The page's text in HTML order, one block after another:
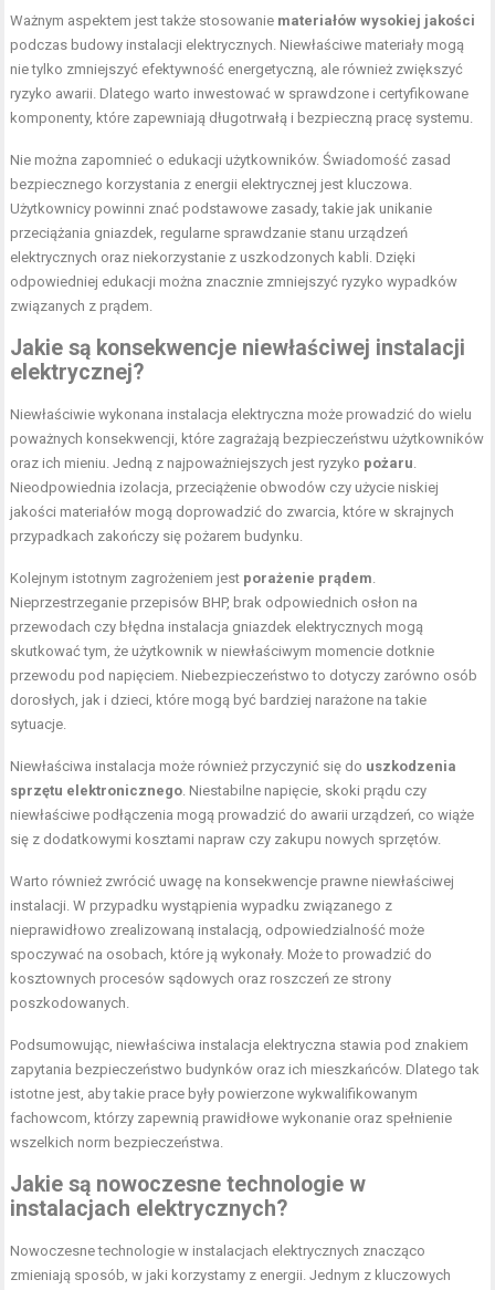
Ważnym aspektem jest także stosowanie materiałów wysokiej jakości
podczas budowy instalacji elektrycznych. Niewłaściwe materiały mogą
nie tylko zmniejszyć efektywność energetyczną, ale również zwiększyć
ryzyko awarii. Dlatego warto inwestować w sprawdzone i certyfikowane
komponenty, które zapewniają długotrwałą i bezpieczną pracę systemu.
Nie można zapomnieć o edukacji użytkowników. Świadomość zasad
bezpiecznego korzystania z energii elektrycznej jest kluczowa.
Użytkownicy powinni znać podstawowe zasady, takie jak unikanie
przeciążania gniazdek, regularne sprawdzanie stanu urządzeń
elektrycznych oraz niekorzystanie z uszkodzonych kabli. Dzięki
odpowiedniej edukacji można znacznie zmniejszyć ryzyko wypadków
związanych z prądem.
Jakie są konsekwencje niewłaściwej instalacji
elektrycznej?
Niewłaściwie wykonana instalacja elektryczna może prowadzić do wielu
poważnych konsekwencji, które zagrażają bezpieczeństwu użytkowników
oraz ich mieniu. Jedną z najpoważniejszych jest ryzyko pożaru
Nieodpowiednia izolacja, przeciążenie obwodów czy użycie niskiej
jakości materiałów mogą doprowadzić do zwarcia, które w skrajnych
przypadkach zakończy się pożarem budynku.
Kolejnym istotnym zagrożeniem jest porażenie prądem
Nieprzestrzeganie przepisów BHP, brak odpowiednich osłon na
przewodach czy błędna instalacja gniazdek elektrycznych mogą
skutkować tym, że użytkownik w niewłaściwym momencie dotknie
przewodu pod napięciem. Niebezpieczeństwo to dotyczy zarówno osób
dorosłych, jak i dzieci, które mogą być bardziej narażone na takie
sytuacje.
Niewłaściwa instalacja może również przyczynić się do uszkodzenia
sprzętu elektronicznego . Niestabilne napięcie, skoki prądu czy
niewłaściwe podłączenia mogą prowadzić do awarii urządzeń, co wiąże
się z dodatkowymi kosztami napraw czy zakupu nowych sprzętów.
Warto również zwrócić uwagę na konsekwencje prawne niewłaściwej
instalacji. W przypadku wystąpienia wypadku związanego z
nieprawidłowo zrealizowaną instalacją, odpowiedzialność może
spoczywać na osobach, które ją wykonały. Może to prowadzić do
kosztownych procesów sądowych oraz roszczeń ze strony
poszkodowanych.
Podsumowując, niewłaściwa instalacja elektryczna stawia pod znakiem
zapytania bezpieczeństwo budynków oraz ich mieszkańców. Dlatego tak
istotne jest, aby takie prace były powierzone wykwalifikowanym
fachowcom, którzy zapewnią prawidłowe wykonanie oraz spełnienie
wszelkich norm bezpieczeństwa.
Jakie są nowoczesne technologie w
instalacjach elektrycznych?
Nowoczesne technologie w instalacjach elektrycznych znacząco
zmieniają sposób, w jaki korzystamy z energii. Jednym z kluczowych